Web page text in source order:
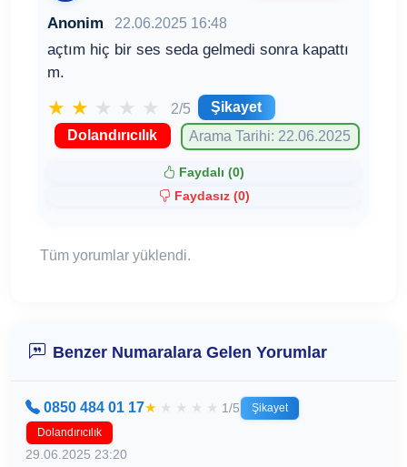
Anonim 22.06.2025 16:48
açtım hiç bir ses seda gelmedi sonra kapattı
m.
★ ★ ★ ★ ★ 2/5
Şikayet
Dolandırıcılık
Arama Tarihi: 22.06.2025
Faydalı (0)
Faydasız (0)
Tüm yorumlar yüklendi.
Benzer Numaralara Gelen Yorumlar
0850 484 01 17★ ★ ★ ★ ★ 1/5
Şikayet
Dolandırıcılık
29.06.2025 23:20